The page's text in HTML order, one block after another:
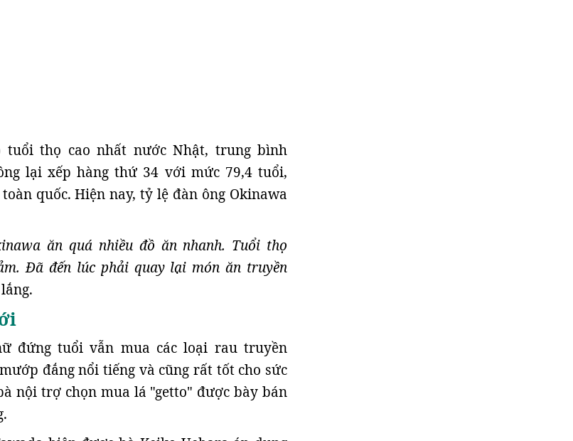
tuổi thọ cao nhất nước Nhật, trung bình
lại xếp hàng thứ 34 với mức 79,4 tuổi,
quốc. Hiện nay, tỷ lệ đàn ông Okinawa
ăn quá nhiều đồ ăn nhanh. Tuổi thọ
Đã đến lúc phải quay lại món ăn truyền
đứng tuổi vẫn mua các loại rau truyền
đắng nổi tiếng và cũng rất tốt cho sức
nội trợ chọn mua lá "getto" được bày bán